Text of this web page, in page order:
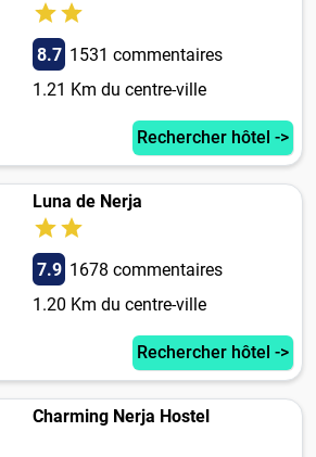
8.7 1531 commentaires
1.21 Km du centre-ville
Rechercher hôtel ->
Luna de Nerja
7.9 1678 commentaires
1.20 Km du centre-ville
Rechercher hôtel ->
Charming Nerja Hostel